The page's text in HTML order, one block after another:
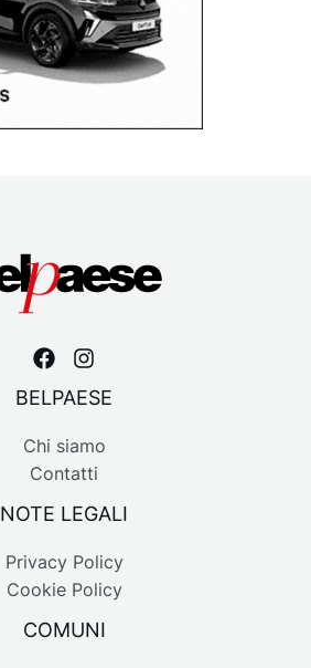
BELPAESE
Chi siamo
Contatti
NOTE LEGALI
Privacy Policy
Cookie Policy
COMUNI